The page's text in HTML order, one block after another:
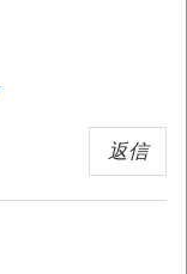
返信